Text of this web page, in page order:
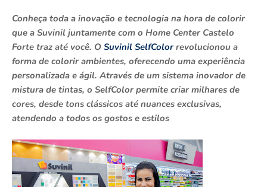
Conheça toda a inovação e tecnologia na hora de colorir
que a Suvinil juntamente com o Home Center Castelo
Forte traz até você. O Suvinil SelfColorrevolucionou a
forma de colorir ambientes, oferecendo uma experiência
personalizada e ágil. Através de um sistema inovador de
mistura de tintas, o SelfColor permite criar milhares de
cores, desde tons clássicos até nuances exclusivas,
atendendo a todos os gostos e estilos